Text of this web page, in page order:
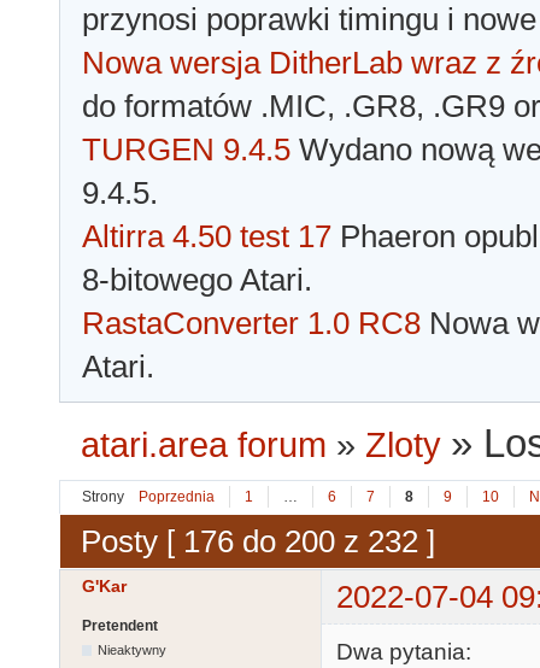
przynosi poprawki timingu i
Nowa wersja DitherLab wraz z
do formatów .MIC, .GR8, .GR9
TURGEN 9.4.5 Wydano nową
9.4.5.
Altirra 4.50 test 17 Phaeron
8-bitowego Atari.
RastaConverter 1.0 RC8 Nowa
Atari.
atari.area forum » Zloty »
Strony Poprzednia 1 … 6 7 8 9 10
Posty [ 176 do 200 z 232 ]
G'Kar 2022-07-04
Pretendent
Nieaktywny
Dwa pytania: